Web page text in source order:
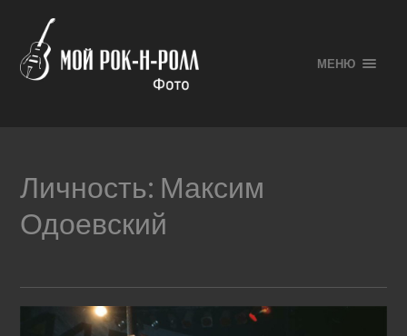
МЕНЮ
Личность: Максим
Одоевский